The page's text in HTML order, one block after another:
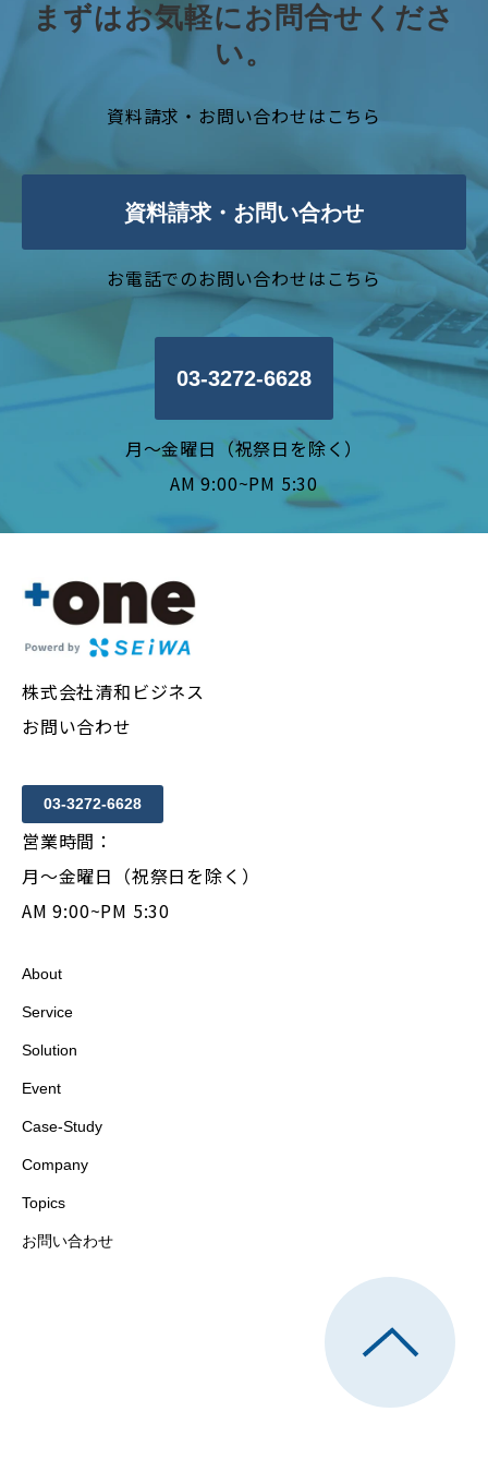
まずはお気軽にお問合せくださ
い。
資料請求・お問い合わせはこちら
資料請求・お問い合わせ
お電話でのお問い合わせはこちら
03-3272-6628
月〜金曜日（祝祭日を除く）
AM 9:00~PM 5:30
株式会社清和ビジネス
お問い合わせ
03-3272-6628
営業時間：
月〜金曜日（祝祭日を除く）
AM 9:00~PM 5:30
About
Service
Solution
Event
Case-Study
Company
Topics
お問い合わせ